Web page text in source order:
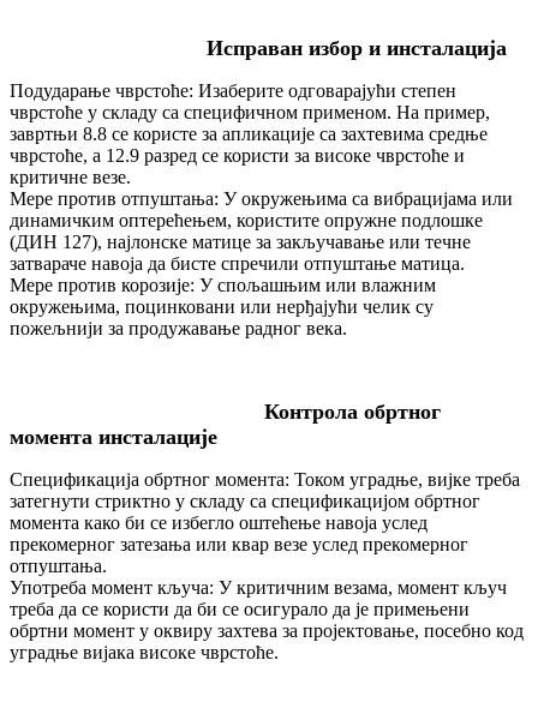
Исправан избор и инсталација
Подударање чврстоће: Изаберите одговарајући степен
чврстоће у складу са специфичном применом. На пример,
завртњи 8.8 се користе за апликације са захтевима средње
чврстоће, а 12.9 разред се користи за високе чврстоће и
критичне везе.
Мере против отпуштања: У окружењима са вибрацијама или
динамичким оптерећењем, користите опружне подлошке
(ДИН 127), најлонске матице за закључавање или течне
затвараче навоја да бисте спречили отпуштање матица.
Мере против корозије: У спољашњим или влажним
окружењима, поцинковани или нерђајући челик су
пожељнији за продужавање радног века.
Контрола обртног
момента инсталације
Спецификација обртног момента: Током уградње, вијке треба
затегнути стриктно у складу са спецификацијом обртног
момента како би се избегло оштећење навоја услед
прекомерног затезања или квар везе услед прекомерног
отпуштања.
Употреба момент кључа: У критичним везама, момент кључ
треба да се користи да би се осигурало да је примењени
обртни момент у оквиру захтева за пројектовање, посебно код
уградње вијака високе чврстоће.